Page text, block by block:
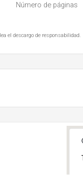
Número de páginas
el descargo de responsabilidad.